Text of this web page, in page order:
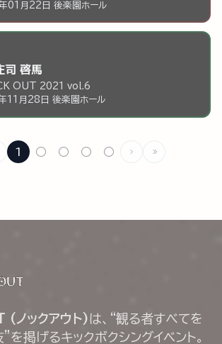
01月22日 後楽園ホール
司 啓馬
OUT 2021 vol.6
11月28日 後楽園ホール
1 ○ ○ ○ ○
ノックアウト) は、“観る者すべてを
を掲げるキックボクシングイベント。